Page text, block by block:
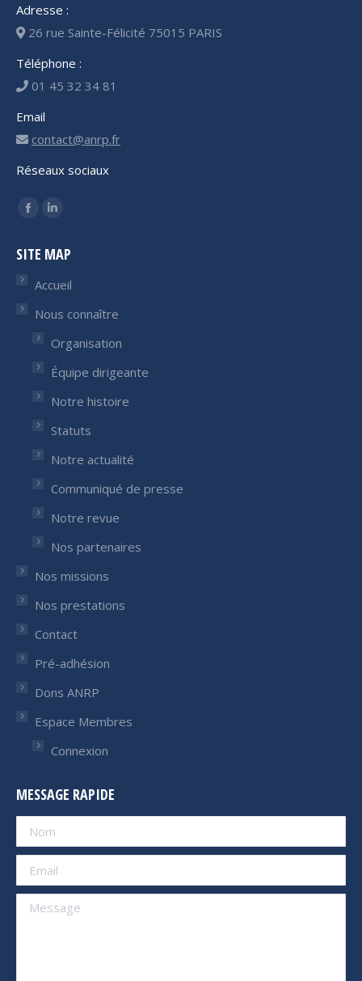
Adresse :
26 rue Sainte-Félicité 75015 PARIS
Téléphone :
01 45 32 34 81
Email
contact@anrp.fr
Réseaux sociaux
Trouvez nous sur :
Facebook
opens
window
LinkedIn
opens
in
window
SITE MAP
Accueil
Nous connaître
Organisation
Équipe dirigeante
Notre histoire
Statuts
Notre actualité
Communiqué de presse
Notre revue
Nos partenaires
Nos missions
Nos prestations
Contact
Pré-adhésion
Dons ANRP
Espace Membres
Connexion
MESSAGE RAPIDE